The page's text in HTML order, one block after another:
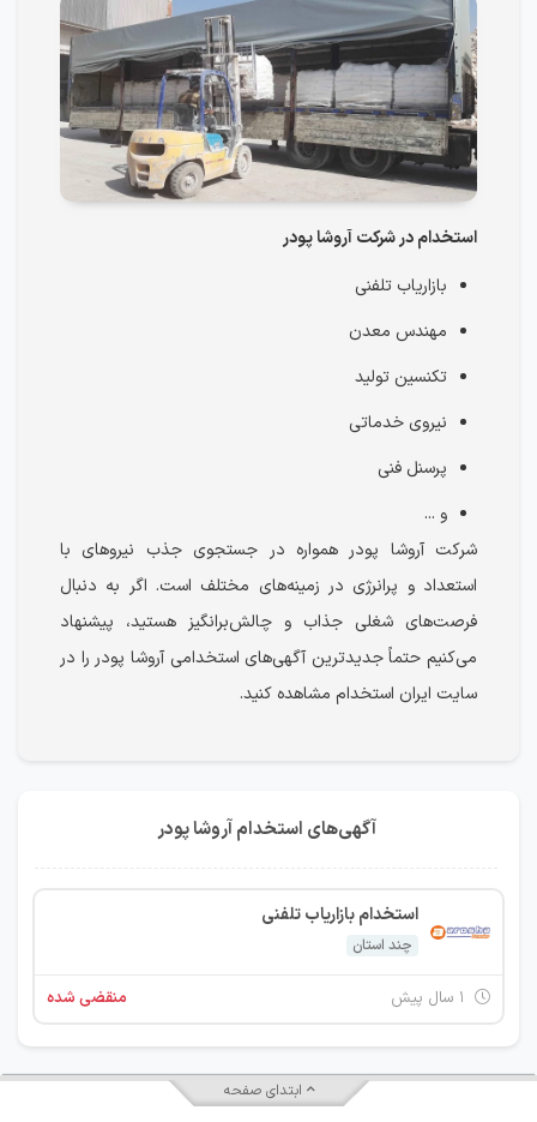
استخدام در شرکت آروشا پودر
بازاریاب تلفنی
مهندس معدن
تکنسین تولید
نیروی خدماتی
پرسنل فنی
و ...
شرکت آروشا پودر همواره در جستجوی جذب نیروهای با
استعداد و پرانرژی در زمینه‌های مختلف است. اگر به دنبال
فرصت‌های شغلی جذاب و چالش‌برانگیز هستید، پیشنهاد
می‌کنیم حتماً جدیدترین آگهی‌های استخدامی آروشا پودر را در
سایت ایران استخدام مشاهده کنید.
آگهی‌های استخدام آروشا پودر
استخدام بازاریاب تلفنی
چند استان
منقضی شده
ابتدای صفحه